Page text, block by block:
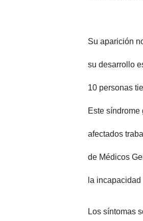
Su aparición
su desarrollo
10 personas
Este
afectados
de Médicos
la
Los síntomas